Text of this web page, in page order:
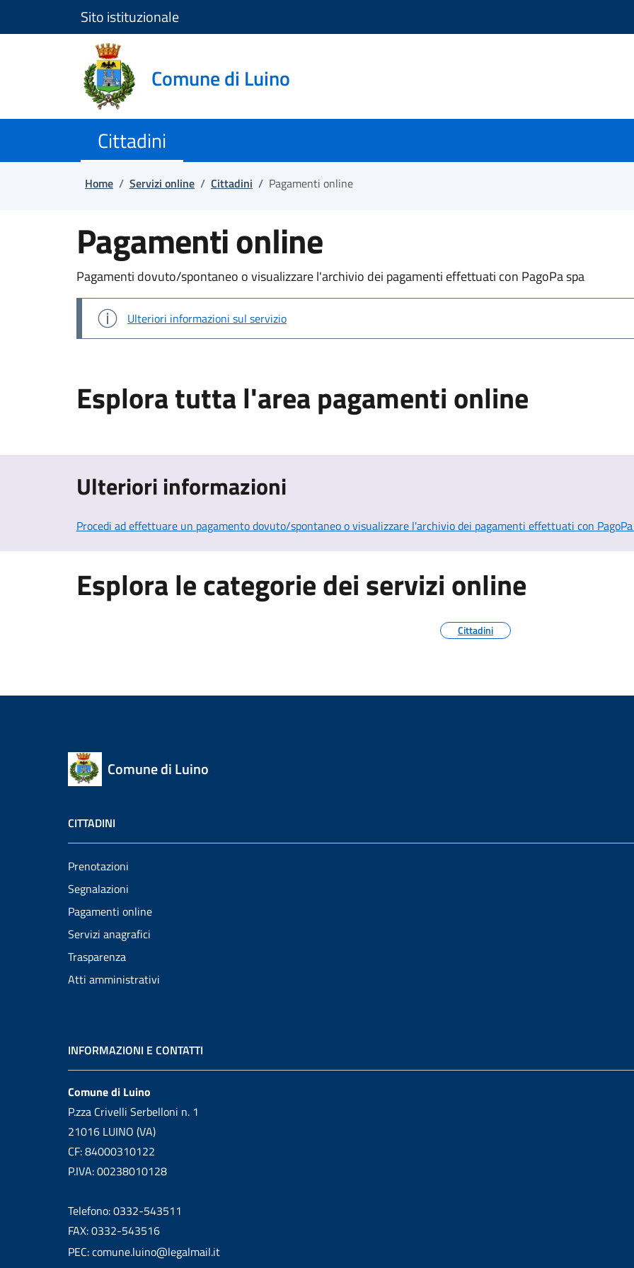
Salta e vai al contenuto
Salta e vai al footer
Sito istituzionale
Comune di Luino
Cittadini
Home / Servizi online / Cittadini / Pagamenti online
Pagamenti online
Pagamenti dovuto/spontaneo o visualizzare l'archivio dei pagamenti effettuati con PagoPa spa
Ulteriori informazioni sul servizio
Esplora tutta l'area pagamenti online
Ulteriori informazioni
Procedi ad effettuare un pagamento dovuto/spontaneo o visualizzare l'archivio dei pagamenti effettuati con PagoPa
Esplora le categorie dei servizi online
Cittadini
Comune di Luino
CITTADINI
Prenotazioni
Segnalazioni
Pagamenti online
Servizi anagrafici
Trasparenza
Atti amministrativi
INFORMAZIONI E CONTATTI
Comune di Luino
P.zza Crivelli Serbelloni n. 1
21016 LUINO (VA)
CF: 84000310122
P.IVA: 00238010128
Telefono: 0332-543511
FAX: 0332-543516
PEC: comune.luino@legalmail.it